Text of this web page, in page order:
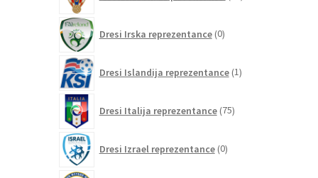
Dresi Irska reprezentance 0izdelkov
Dresi Islandija reprezentance 1izdelek
Dresi Italija reprezentance 75izdelkov
Dresi Izrael reprezentance 0izdelkov